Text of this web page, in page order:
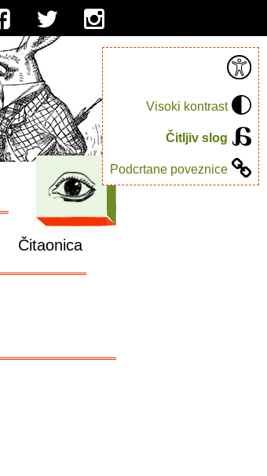
Visoki kontrast
Čitljiv slog
Podcrtane poveznice
Čitaonica